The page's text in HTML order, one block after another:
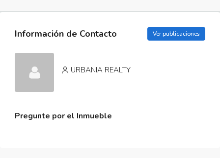
Información de Contacto Ver publicaciones
URBANIA REALTY
Pregunte por el Inmueble